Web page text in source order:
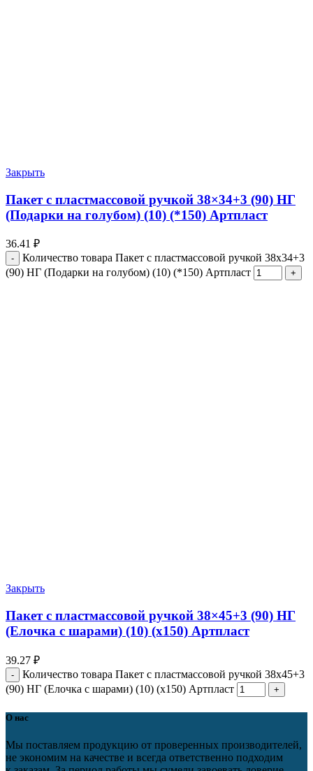
Закрыть
Пакет с пластмассовой ручкой 38×34+3 (90) НГ
(Подарки на голубом) (10) (*150) Артпласт
36.41 ₽
Количество товара Пакет с пластмассовой ручкой 38x34+3
(90) НГ (Подарки на голубом) (10) (*150) Артпласт
Закрыть
Пакет с пластмассовой ручкой 38×45+3 (90) НГ
(Елочка с шарами) (10) (х150) Артпласт
39.27 ₽
Количество товара Пакет с пластмассовой ручкой 38x45+3
(90) НГ (Елочка с шарами) (10) (х150) Артпласт
О нас
Мы поставляем продукцию от проверенных производителей,
не экономим на качестве и всегда ответственно подходим